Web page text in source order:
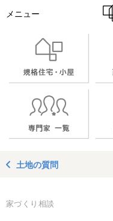
メニュー
土地の質問
家づくり相談